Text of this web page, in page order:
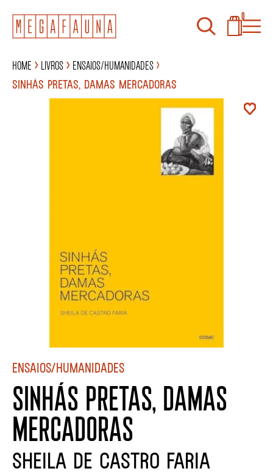
0
Home Livros
Ensaios/Humanidades
SINHÁS PRETAS, DAMAS MERCADORAS
Ensaios/Humanidades
SINHÁS PRETAS, DAMAS
MERCADORAS
SHEILA DE CASTRO FARIA